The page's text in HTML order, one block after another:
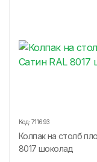
Код: 711693
Колпак на столб
8017 шоколад